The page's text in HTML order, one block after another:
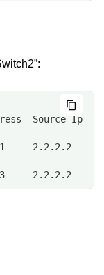
Source-Ip
2.2.2.2
2.2.2.2